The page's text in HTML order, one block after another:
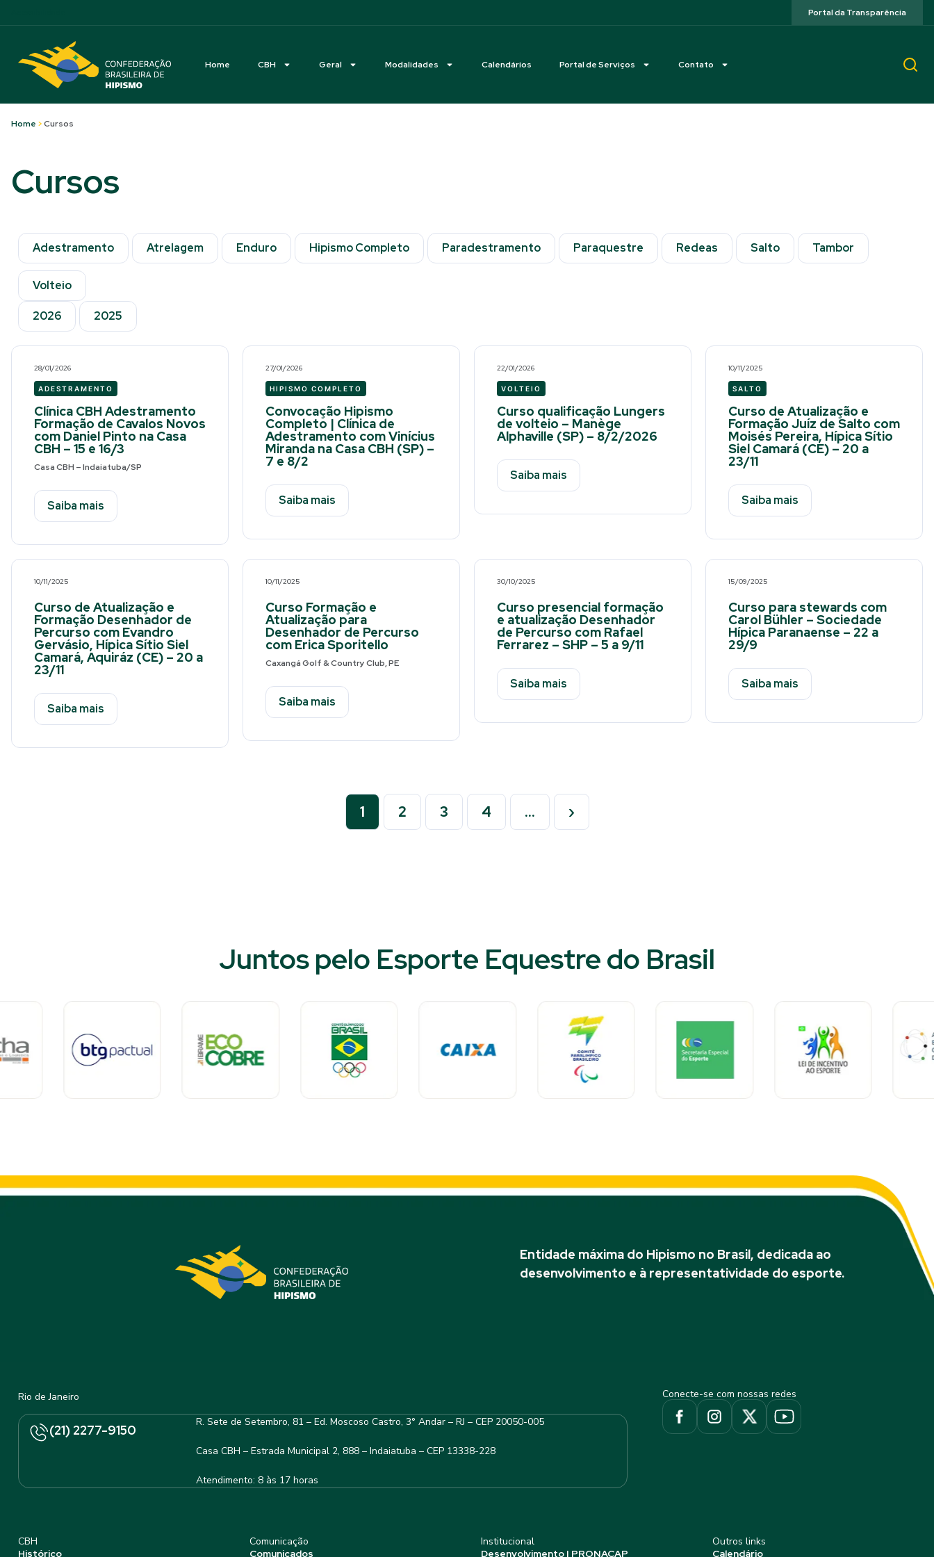
Portal da Transparência
Home CBH Geral Modalidades Calendários Portal de Serviços Contato
Home >Cursos
Cursos
Adestramento Atrelagem Enduro Hipismo Completo Paradestramento Paraquestre Redeas Salto Tambor
Volteio
2026 2025
28/01/2026
ADESTRAMENTO
Clínica CBH Adestramento
Formação de Cavalos Novos
com Daniel Pinto na Casa
CBH – 15 e 16/3
Casa CBH – Indaiatuba/SP
Saiba mais
27/01/2026
HIPISMO COMPLETO
Convocação Hipismo
Completo | Clínica de
Adestramento com Vinícius
Miranda na Casa CBH (SP) –
7 e 8/2
Saiba mais
22/01/2026
VOLTEIO
Curso qualificação Lungers
de volteio – Manège
Alphaville (SP) – 8/2/2026
Saiba mais
10/11/2025
SALTO
Curso de Atualização e
Formação Juíz de Salto com
Moisés Pereira, Hípica Sítio
Siel Camará (CE) – 20 a
23/11
Saiba mais
10/11/2025
Curso de Atualização e
Formação Desenhador de
Percurso com Evandro
Gervásio, Hípica Sítio Siel
Camará, Aquiráz (CE) – 20 a
23/11
Saiba mais
10/11/2025
Curso Formação e
Atualização para
Desenhador de Percurso
com Erica Sporitello
Caxangá Golf & Country Club, PE
Saiba mais
30/10/2025
Curso presencial formação
e atualização Desenhador
de Percurso com Rafael
Ferrarez – SHP – 5 a 9/11
Saiba mais
15/09/2025
Curso para stewards com
Carol Bühler – Sociedade
Hípica Paranaense – 22 a
29/9
Saiba mais
1 2 3 4 … ›
Juntos pelo Esporte Equestre do Brasil
Entidade máxima do Hipismo no Brasil, dedicada ao
desenvolvimento e à representatividade do esporte.
Rio de Janeiro
(21) 2277-9150
R. Sete de Setembro, 81 – Ed. Moscoso Castro, 3° Andar – RJ – CEP 20050-005
Casa CBH – Estrada Municipal 2, 888 – Indaiatuba – CEP 13338-228
Atendimento: 8 às 17 horas
Conecte-se com nossas redes
CBH
Histórico
Comunicação
Comunicados
Institucional
Desenvolvimento | PRONACAP
Outros links
Calendário